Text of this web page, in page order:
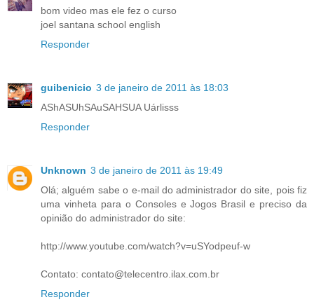
bom video mas ele fez o curso
joel santana school english
Responder
guibenicio 3 de janeiro de 2011 às 18:03
AShASUhSAuSAHSUA Uárlisss
Responder
Unknown 3 de janeiro de 2011 às 19:49
Olá; alguém sabe o e-mail do administrador do site, pois fiz
uma vinheta para o Consoles e Jogos Brasil e preciso da
opinião do administrador do site:
http://www.youtube.com/watch?v=uSYodpeuf-w
Contato: contato@telecentro.ilax.com.br
Responder